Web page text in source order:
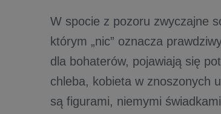
W spocie z pozoru zwyczajne
którym „nic” oznacza
dla bohaterów, pojawiają się
chleba, kobieta w znoszonych
są figurami, niemymi